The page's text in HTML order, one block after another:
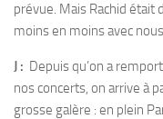
prévue. Mais Rachid était
moins en moins avec
J : Depuis qu’on a
nos concerts, on arrive à
grosse galère : en plein